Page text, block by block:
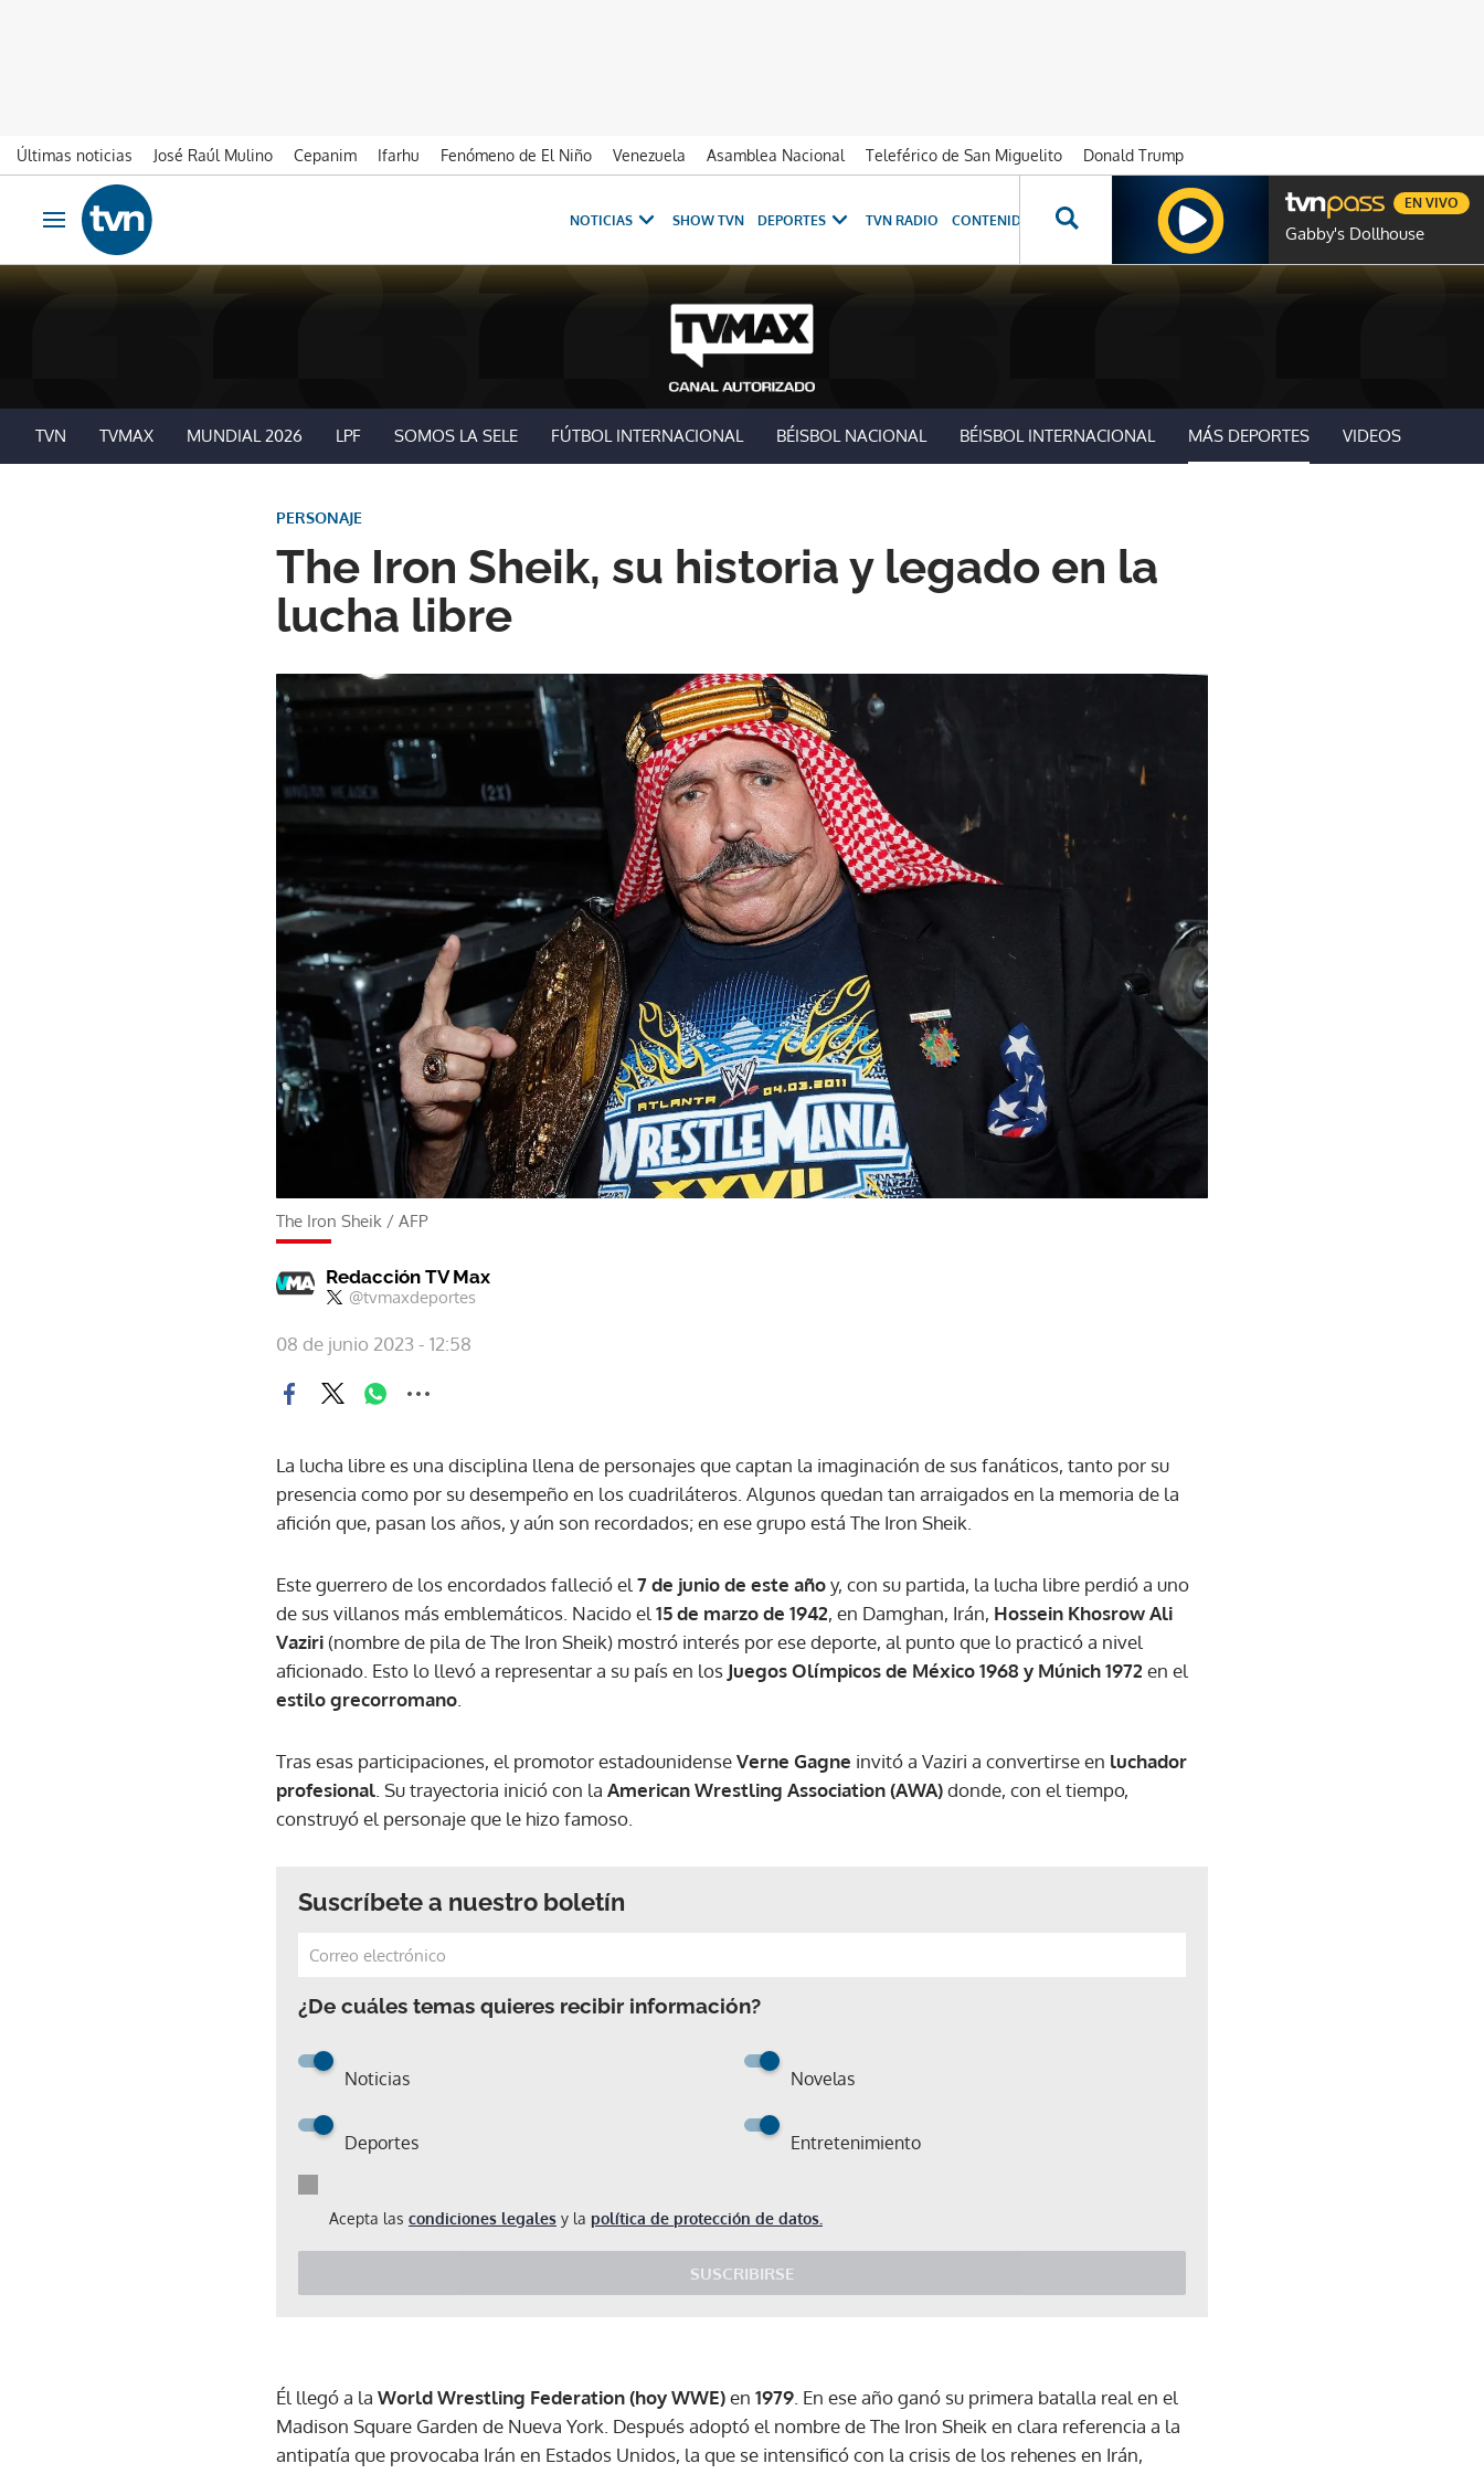
Últimas noticias José Raúl Mulino Cepanim Ifarhu Fenómeno de El Niño Venezuela Asamblea Nacional Teleférico de San Miguelito
Donald Trump
Ir al contenido
Obrir navegació
NOTICIAS SHOW TVN DEPORTES TVN RADIO CONTENIDOS ESPECIALES NOVELAS GENTE TVN
Gabby's Dollhouse
EN VIVO
TVN TVMAX MUNDIAL 2026 LPF SOMOS LA SELE FÚTBOL INTERNACIONAL BÉISBOL NACIONAL BÉISBOL INTERNACIONAL MÁS DEPORTES VIDEOS
The Iron Sheik, su historia y legado en la
lucha libre
PERSONAJE
The Iron Sheik / AFP
Redacción TV Max
@tvmaxdeportes
08 de junio 2023 - 12:58
La lucha libre es una disciplina llena de personajes que captan la imaginación de sus fanáticos, tanto por su
presencia como por su desempeño en los cuadriláteros. Algunos quedan tan arraigados en la memoria de la
afición que, pasan los años, y aún son recordados; en ese grupo está The Iron Sheik.
Este guerrero de los encordados falleció el 7 de junio de este añoy, con su partida, la lucha libre perdió a uno
de sus villanos más emblemáticos. Nacido el 15 de marzo de 1942, en Damghan, Irán, Hossein Khosrow Ali
Vaziri (nombre de pila de The Iron Sheik) mostró interés por ese deporte, al punto que lo practicó a nivel
aficionado. Esto lo llevó a representar a su país en los Juegos Olímpicos de México 1968 y Múnich 1972 en el
estilo grecorromano
Tras esas participaciones, el promotor estadounidenseVerne Gagne invitó a Vaziri a convertirse en luchador
profesional . Su trayectoria inició con la American Wrestling Association (AWA)donde, con el tiempo,
construyó el personaje que le hizo famoso.
Suscríbete a nuestro boletín
¿De cuáles temas quieres recibir información?
Noticias Novelas
Deportes Entretenimiento
Acepta las condiciones legales y la política de protección de datos.
SUSCRIBIRSE
Gracias por suscribirte a nuestro boletín.
Él llegó a la World Wrestling Federation (hoy WWE)en 1979 . En ese año ganó su primera batalla real en el
Madison Square Garden de Nueva York. Después adoptó el nombre de The Iron Sheik en clara referencia a la
antipatía que provocaba Irán en Estados Unidos, la que se intensificó con la crisis de los rehenes en Irán,